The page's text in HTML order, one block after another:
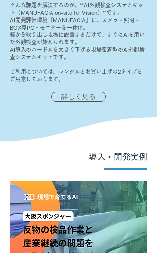
そんな課題を解決するのが、**AI外観検査システムキッ
ト（MANUFACIA on-site for Vision）**です。
AI開発評価環境「MANUFACIA」に、カメラ・照明・
BOX型PC・モニターを一体化。
箱から取り出し現場に設置するだけで、すぐにAIを用い
た外観検査が始められます。
AI導入のハードルを大きく下げる現場密着型のAI外観検
査システムキットです。
ご利用については、レンタルとお買い上げの2タイプを
ご用意しております。
詳しく見る
導入・開発実例